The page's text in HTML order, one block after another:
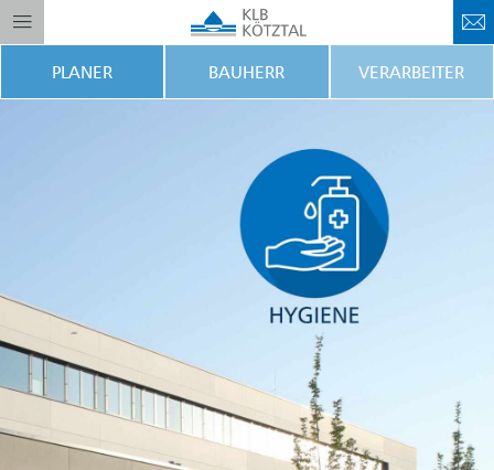
PLANER BAUHERR VERARBEITER